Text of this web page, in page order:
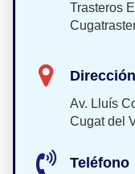
Trasteros
Dirección
Av. Lluís
Cugat del
Teléfono